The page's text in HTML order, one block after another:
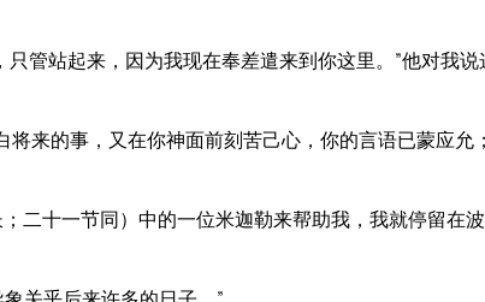
管站起来，因为我现在奉差遣来到你这里。”他对我说
来的事，又在你神面前刻苦己心，你的言语已蒙应允
二十一节同）中的一位米迦勒来帮助我，我就停留在